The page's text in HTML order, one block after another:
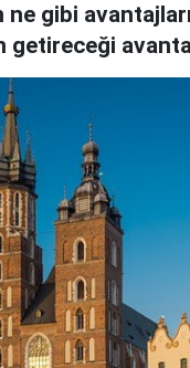
gibi
getireceği